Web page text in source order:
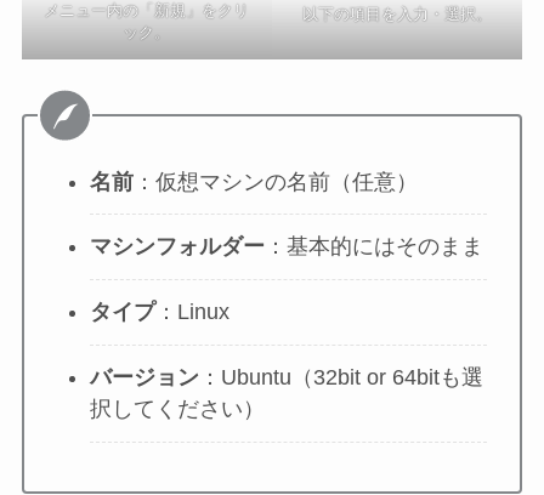
メニュー内の「新規」をクリ
ック。
以下の項目を入力・選択。
名前：仮想マシンの名前（任意）
マシンフォルダー ：基本的にはそのまま
タイプ：Linux
バージョン ：Ubuntu（32bit or 64bitも選
択してください）